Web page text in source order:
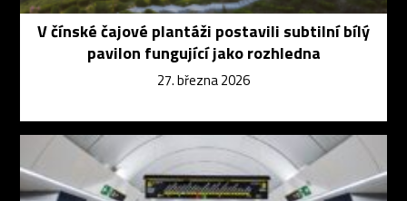
V čínské čajové plantáži postavili subtilní bílý
pavilon fungující jako rozhledna
27. března 2026